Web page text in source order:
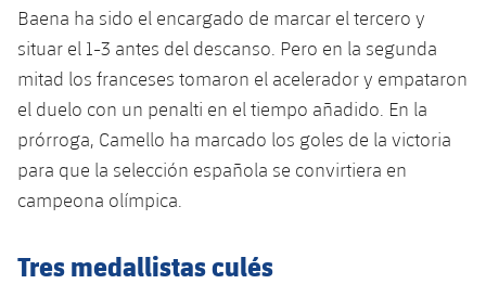
Palmarés
Historia
Entradas
Resultados
Clasificaciones
Jugadores
Fotos
Calendario
Resultados
Jugadores
Base
plusicon
más
Barça C
Junior
PLUSICON
MÁS
Información general
Baena ha sido el encargado de marcar el tercero y
situar el 1-3 antes del descanso. Pero en la segunda
mitad los franceses tomaron el acelerador y empataron
el duelo con un penalti en el tiempo añadido. En la
prórroga, Camello ha marcado los goles de la victoria
para que la selección española se convirtiera en
campeona olímpica.
Tres medallistas culés